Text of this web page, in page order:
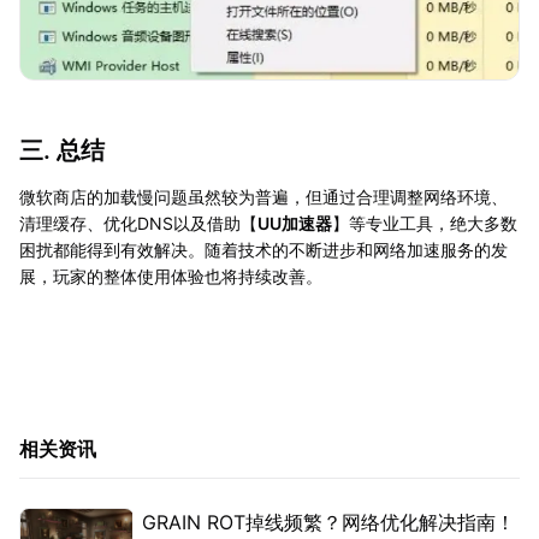
三. 总结
微软商店的加载慢问题虽然较为普遍，但通过合理调整网络环境、
清理缓存、优化DNS以及借助【UU加速器】等专业工具，绝大多数
困扰都能得到有效解决。随着技术的不断进步和网络加速服务的发
展，玩家的整体使用体验也将持续改善。
相关资讯
GRAIN ROT掉线频繁？网络优化解决指南！